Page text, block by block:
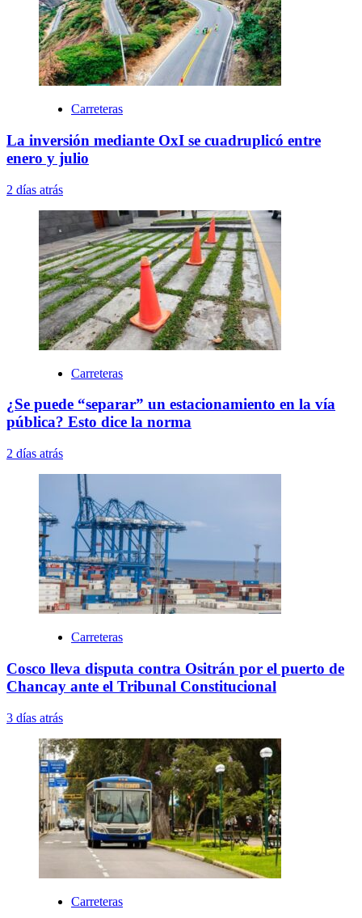
Carreteras
La inversión mediante OxI se cuadruplicó entre
enero y julio
2 días atrás
Carreteras
¿Se puede “separar” un estacionamiento en la vía
pública? Esto dice la norma
2 días atrás
Carreteras
Cosco lleva disputa contra Ositrán por el puerto de
Chancay ante el Tribunal Constitucional
3 días atrás
Carreteras